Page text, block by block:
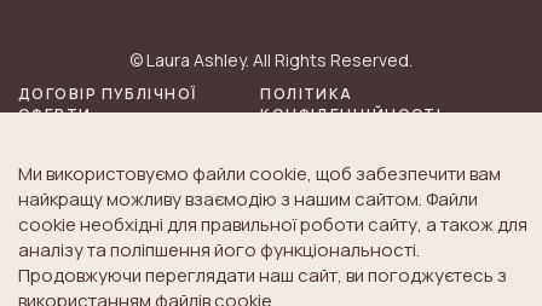
© Laura Ashley. All Rights Reserved.
ДОГОВІР ПУБЛІЧНОЇ
ОФЕРТИ
ПОЛІТИКА
КОНФІДЕНЦІЙНОСТІ
Ми використовуємо файли cookie, щоб забезпечити вам
найкращу можливу взаємодію з нашим сайтом. Файли
cookie необхідні для правильної роботи сайту, а також для
аналізу та поліпшення його функціональності.
Продовжуючи переглядати наш сайт, ви погоджуєтесь з
використанням файлів cookie.